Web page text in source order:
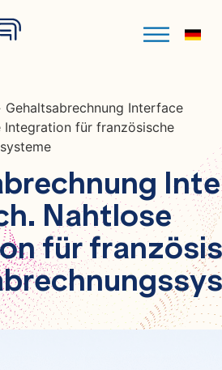
Gehaltsabrechnung Interface
Integration für französische
Nahtlose
für